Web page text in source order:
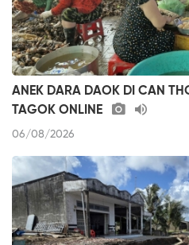
ANEK DARA DAOK DI CAN
TAGOK ONLINE
06/08/2026